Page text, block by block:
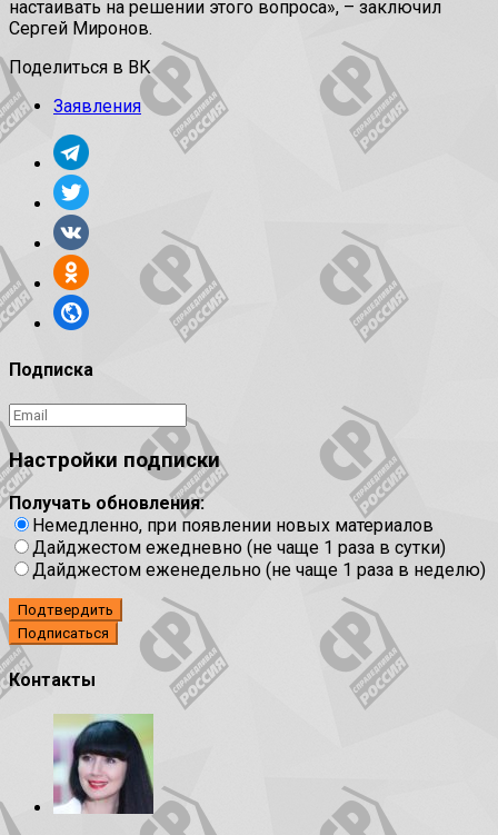
настаивать на решении этого вопроса», – заключил
Сергей Миронов.
Поделиться в ВК
Заявления
Подписка
Настройки подписки
Получать обновления:
Немедленно, при появлении новых материалов
Дайджестом ежедневно (не чаще 1 раза в сутки)
Дайджестом еженедельно (не чаще 1 раза в неделю)
Подтвердить
Контакты